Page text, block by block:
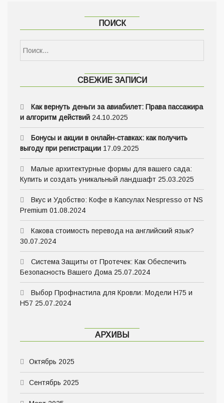
ПОИСК
СВЕЖИЕ ЗАПИСИ
Как вернуть деньги за авиабилет: Права пассажира
и алгоритм действий 24.10.2025
Бонусы и акции в онлайн-ставках: как получить
выгоду при регистрации 17.09.2025
Малые архитектурные формы для вашего сада:
Купить и создать уникальный ландшафт 25.03.2025
Вкус и Удобство: Кофе в Капсулах Nespresso от NS
Premium 01.08.2024
Какова стоимость перевода на английский язык?
30.07.2024
Система Защиты от Протечек: Как Обеспечить
Безопасность Вашего Дома 25.07.2024
Выбор Профнастила для Кровли: Модели Н75 и
Н57 25.07.2024
АРХИВЫ
Октябрь 2025
Сентябрь 2025